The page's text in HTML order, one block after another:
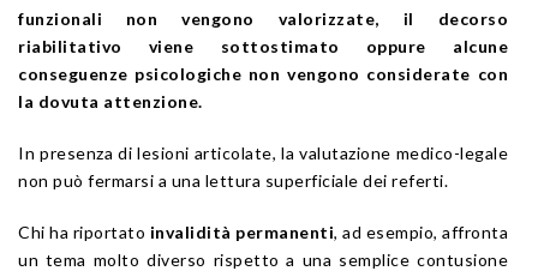
funzionali non vengono valorizzate, il decorso
riabilitativo viene sottostimato oppure alcune
conseguenze psicologiche non vengono considerate con
la dovuta attenzione.
In presenza di lesioni articolate, la valutazione medico-legale
non può fermarsi a una lettura superficiale dei referti.
Chi ha riportato invalidità permanenti, ad esempio, affronta
un tema molto diverso rispetto a una semplice contusione